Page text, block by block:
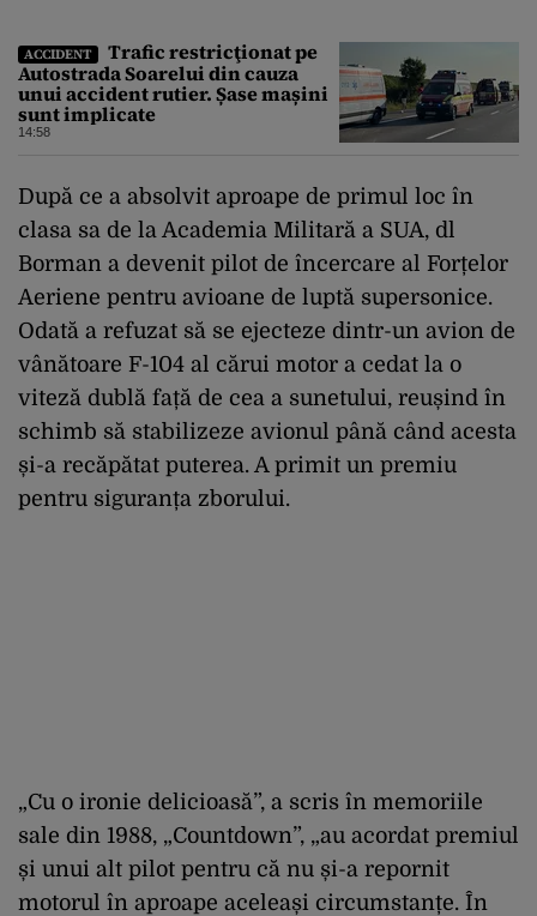
ACCIDENT
Trafic restricţionat pe
Autostrada Soarelui din cauza
unui accident rutier. Șase mașini
sunt implicate
14:58
După ce a absolvit aproape de primul loc în
clasa sa de la Academia Militară a SUA, dl
Borman a devenit pilot de încercare al Forțelor
Aeriene pentru avioane de luptă supersonice.
Odată a refuzat să se ejecteze dintr-un avion de
vânătoare F-104 al cărui motor a cedat la o
viteză dublă față de cea a sunetului, reușind în
schimb să stabilizeze avionul până când acesta
și-a recăpătat puterea. A primit un premiu
pentru siguranța zborului.
„Cu o ironie delicioasă”, a scris în memoriile
sale din 1988, „Countdown”, „au acordat premiul
și unui alt pilot pentru că nu și-a repornit
motorul în aproape aceleași circumstanțe. În